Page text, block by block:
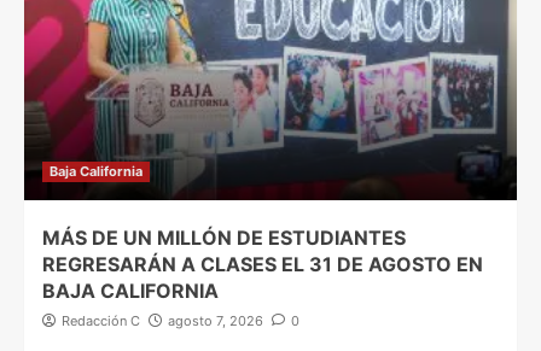
Baja California
MÁS DE UN MILLÓN DE ESTUDIANTES
REGRESARÁN A CLASES EL 31 DE AGOSTO EN
BAJA CALIFORNIA
Redacción C agosto 7, 2026 0